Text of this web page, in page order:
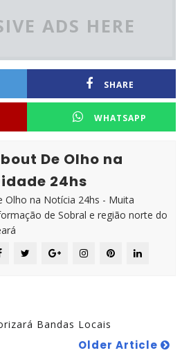
ADS HERE
SHARE
WHATSAPP
De Olho na
24hs
Olho na Notícia 24hs - Muita
de Sobral e região norte do
Bandas Locais
Older Article